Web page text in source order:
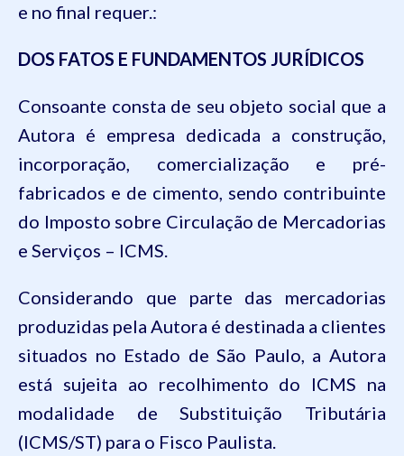
e no final requer.:
DOS FATOS E FUNDAMENTOS JURÍDICOS
Consoante consta de seu objeto social que a
Autora é empresa dedicada a construção,
incorporação, comercialização e pré-
fabricados e de cimento, sendo contribuinte
do Imposto sobre Circulação de Mercadorias
e Serviços – ICMS.
Considerando que parte das mercadorias
produzidas pela Autora é destinada a clientes
situados no Estado de São Paulo, a Autora
está sujeita ao recolhimento do ICMS na
modalidade de Substituição Tributária
(ICMS/ST) para o Fisco Paulista.